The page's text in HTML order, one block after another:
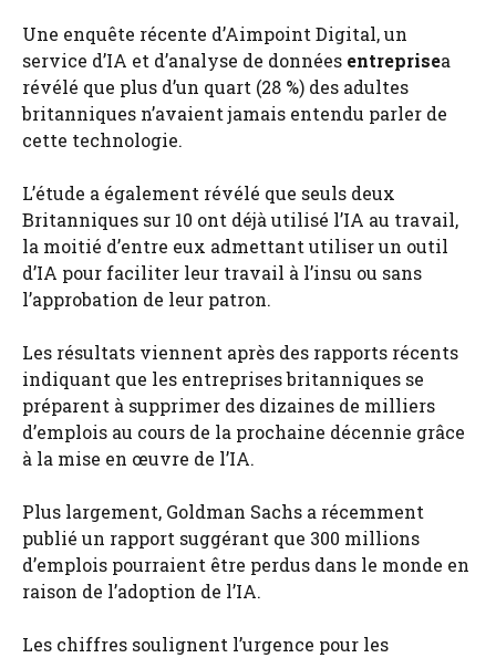
Une enquête récente d’Aimpoint Digital, un
service d’IA et d’analyse de données entreprisea
révélé que plus d’un quart (28 %) des adultes
britanniques n’avaient jamais entendu parler de
cette technologie.
L’étude a également révélé que seuls deux
Britanniques sur 10 ont déjà utilisé l’IA au travail,
la moitié d’entre eux admettant utiliser un outil
d’IA pour faciliter leur travail à l’insu ou sans
l’approbation de leur patron.
Les résultats viennent après des rapports récents
indiquant que les entreprises britanniques se
préparent à supprimer des dizaines de milliers
d’emplois au cours de la prochaine décennie grâce
à la mise en œuvre de l’IA.
Plus largement, Goldman Sachs a récemment
publié un rapport suggérant que 300 millions
d’emplois pourraient être perdus dans le monde en
raison de l’adoption de l’IA.
Les chiffres soulignent l’urgence pour les